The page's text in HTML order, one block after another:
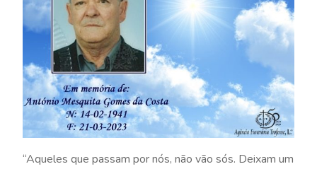
“Aqueles que passam por nós, não vão sós. Deixam um